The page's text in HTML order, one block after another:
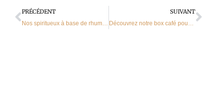
Précédent
PRÉCÉDENT
Nos spiritueux à base de rhum affinés dans notre distillerie à Harreberg
SUIVANT
Découvrez notre box café pour (s’)offrir un beau voyage aromatique